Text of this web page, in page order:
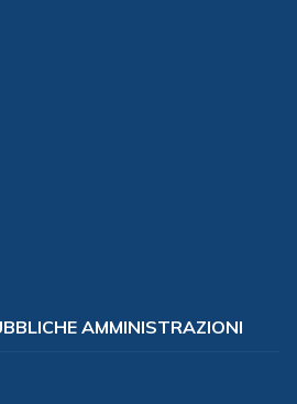
AMMINISTRAZIONI